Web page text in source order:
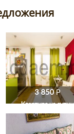
3 850P
Квартира на сутки